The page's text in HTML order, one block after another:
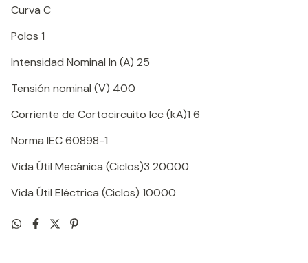
Curva C
Polos 1
Intensidad Nominal In (A) 25
Tensión nominal (V) 400
Corriente de Cortocircuito Icc (kA)1 6
Norma IEC 60898-1
Vida Útil Mecánica (Ciclos)3 20000
Vida Útil Eléctrica (Ciclos) 10000